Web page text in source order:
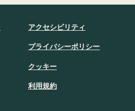
アクセシビリティ
プライバシーポリシー
クッキー
利用規約